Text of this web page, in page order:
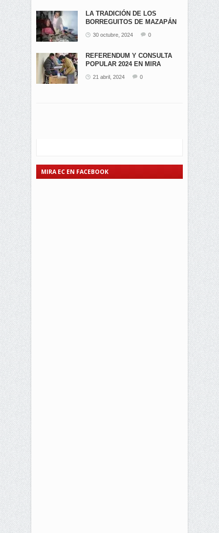
LA TRADICIÓN DE LOS
BORREGUITOS DE MAZAPÁN
30 octubre, 2024 0
REFERENDUM Y CONSULTA
POPULAR 2024 EN MIRA
21 abril, 2024 0
MIRA EC EN FACEBOOK